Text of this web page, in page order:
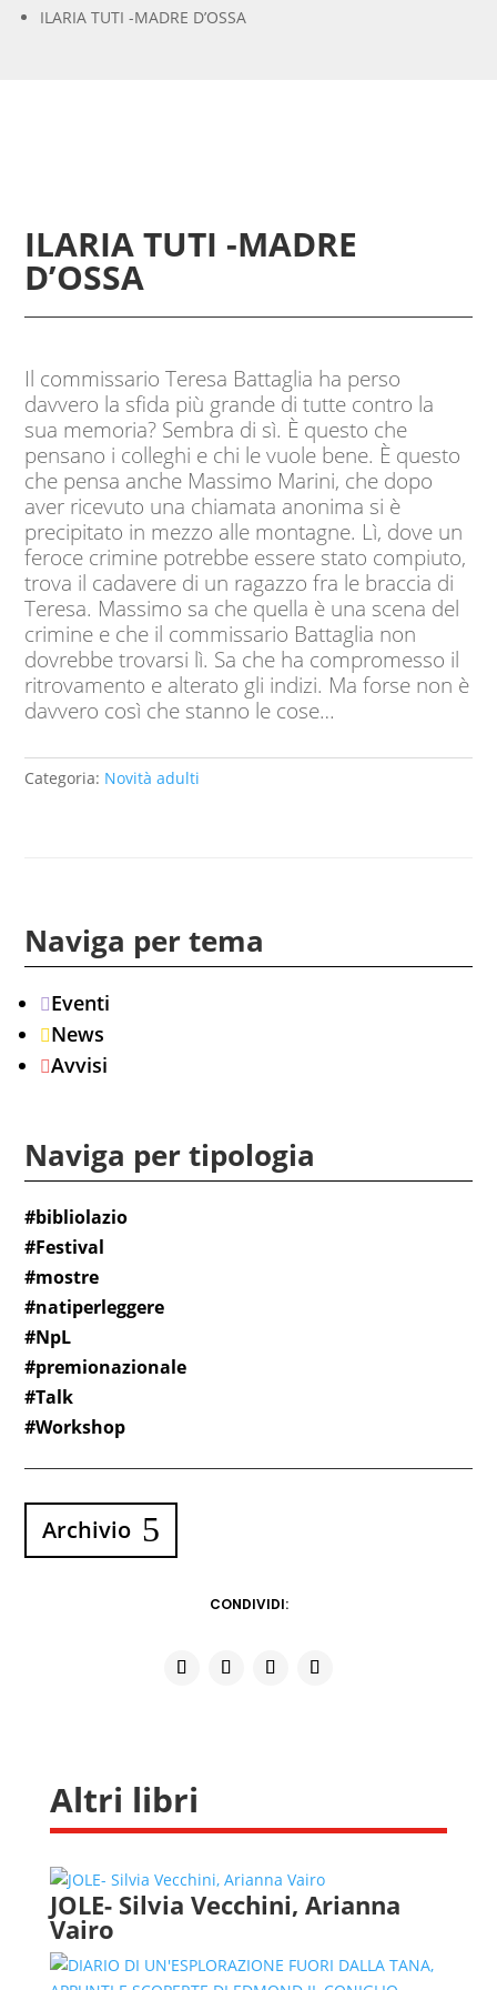
ILARIA TUTI -MADRE D’OSSA
ILARIA TUTI -MADRE
D’OSSA
Il commissario Teresa Battaglia ha perso
davvero la sfida più grande di tutte contro la
sua memoria? Sembra di sì. È questo che
pensano i colleghi e chi le vuole bene. È questo
che pensa anche Massimo Marini, che dopo
aver ricevuto una chiamata anonima si è
precipitato in mezzo alle montagne. Lì, dove un
feroce crimine potrebbe essere stato compiuto,
trova il cadavere di un ragazzo fra le braccia di
Teresa. Massimo sa che quella è una scena del
crimine e che il commissario Battaglia non
dovrebbe trovarsi lì. Sa che ha compromesso il
ritrovamento e alterato gli indizi. Ma forse non è
davvero così che stanno le cose…
Categoria: Novità adulti
Naviga per tema
 Eventi
News
Avvisi
Naviga per tipologia
#bibliolazio
#Festival
#mostre
#natiperleggere
#NpL
#premionazionale
#Talk
#Workshop
Archivio
CONDIVIDI:
Altri libri
JOLE- Silvia Vecchini, Arianna
Vairo